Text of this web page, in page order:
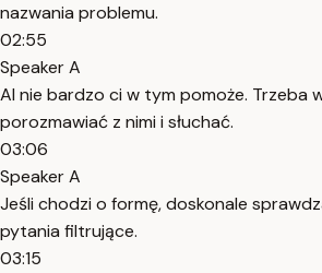
nazwania problemu.
02:55
Speaker A
AI nie bardzo ci w tym pomoże. Trzeba
porozmawiać z nimi i słuchać.
03:06
Speaker A
Jeśli chodzi o formę, doskonale
pytania filtrujące.
03:15